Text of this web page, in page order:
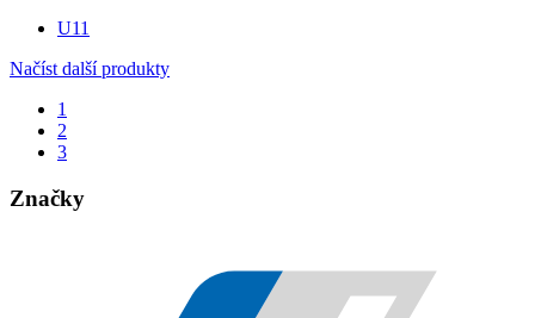
U11
Načíst další produkty
1
2
3
Značky